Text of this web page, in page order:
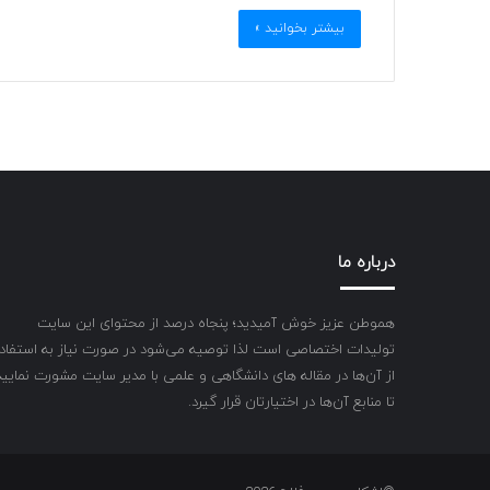
بیشتر بخوانید »
درباره ما
هموطن عزیز خوش آمیدید؛ پنجاه درصد از محتوای این سایت
تولیدات اختصاصی است لذا توصیه می‌شود در صورت نیاز به
از آن‌ها در مقاله های دانشگاهی و علمی با مدیر سایت مشورت
تا منابع آن‌ها در اختیارتان قرار گیرد.